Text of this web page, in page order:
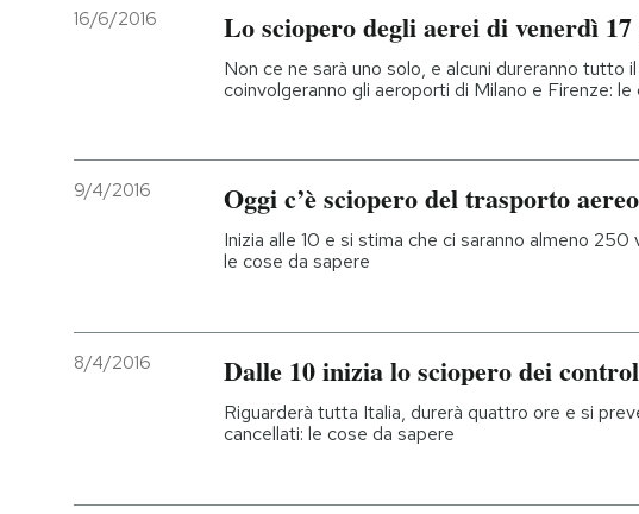
Politica
Economia
Storie/Idee
Ok Boomer!
Mondiali calcio 2026
16/6/2016 Lo sciopero degli aerei di venerdì
Non ce ne sarà uno solo, e alcuni dureranno tutto
coinvolgeranno gli aeroporti di Milano e Firenze:
9/4/2016 Oggi c’è sciopero del trasporto aereo
Inizia alle 10 e si stima che ci saranno almeno 250
le cose da sapere
8/4/2016 Dalle 10 inizia lo sciopero dei
Riguarderà tutta Italia, durerà quattro ore e si
cancellati: le cose da sapere